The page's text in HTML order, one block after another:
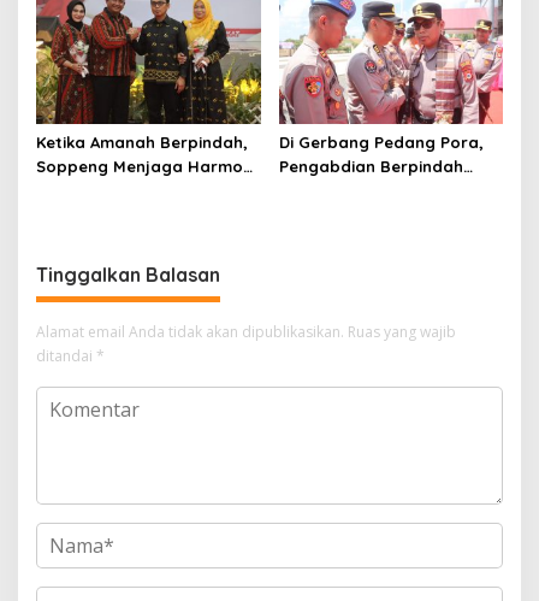
Ketika Amanah Berpindah,
Soppeng Menjaga Harmoni
Di Gerbang Pedang Pora,
Pengabdian Berpindah
Tinggalkan Balasan
Alamat email Anda tidak akan dipublikasikan. Ruas yang wajib
ditandai *